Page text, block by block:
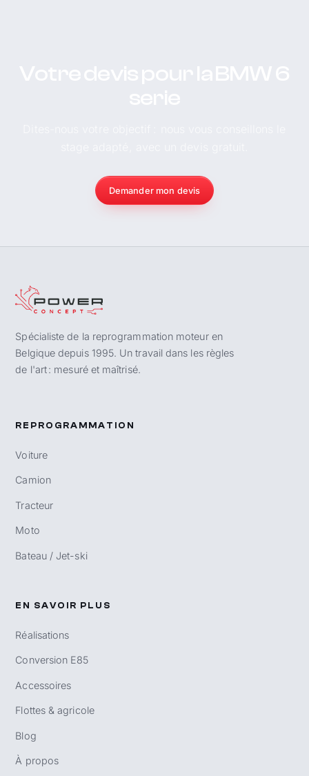
Demander mon devis
Spécialiste de la reprogrammation moteur en
Belgique depuis 1995. Un travail dans les règles
de l'art : mesuré et maîtrisé.
REPROGRAMMATION
Voiture
Camion
Tracteur
Moto
Bateau / Jet-ski
EN SAVOIR PLUS
Réalisations
Conversion E85
Accessoires
Flottes & agricole
Blog
À propos